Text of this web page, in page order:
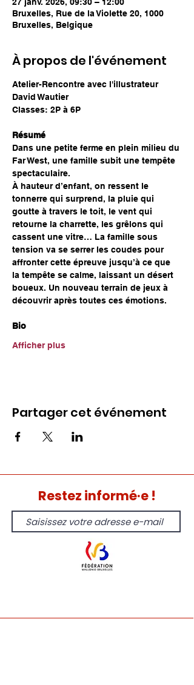
Bruxelles, Rue de la Violette 20, 1000
Bruxelles, Belgique
À propos de l'événement
Atelier-Rencontre avec l'illustrateur
David Wautier
Classes: 2P à 6P
Résumé
Dans une petite ferme en plein milieu du
Far West, une famille subit une tempête
spectaculaire.
À hauteur d’enfant, on ressent le
tonnerre qui surprend, la pluie qui
goutte à travers le toit, le vent qui
retourne la charrette, les grêlons qui
cassent une vitre… La famille sous
tension va se serrer les coudes pour
affronter cette épreuve jusqu’à ce que
la tempête se calme, laissant un désert
boueux. Un nouveau terrain de jeux à
découvrir après toutes ces émotions.
Bio
Afficher plus
Partager cet événement
Restez informé·e !